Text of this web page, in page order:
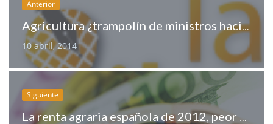
Anterior
Agricultura ¿trampolín de ministros hacia Europa?
10 abril, 2014
Siguiente
La renta agraria española de 2012, peor que la de los años 60